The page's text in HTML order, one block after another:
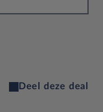
Deel deze deal